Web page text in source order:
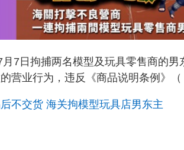
7日拘捕两名模型及玩具零售商的
营业行为，违反《商品说明条例》（
不交货 海关拘模型玩具店男东主